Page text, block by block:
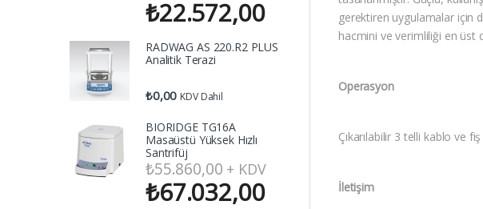
gerektiren uygulamalar için
hacmini ve verimliliği en üst
Operasyon
Çıkarılabilir 3 telli kablo ve
İletişim
₺22.572,00
RADWAG AS 220.R2 PLUS
Analitik Terazi
₺0,00 KDV Dahil
BIORIDGE TG16A
Masaüstü Yüksek Hızlı
Santrifüj
₺55.860,00 + KDV
₺67.032,00